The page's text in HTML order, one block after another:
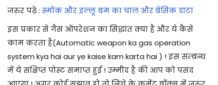
जरुर पढ़े : स्मोक और इल्लू बम का चाल और बेसिक डाटा
इस प्रकार से गैस ऑपरेशन का सिद्धांत क्या है और ये कैसे
काम करता है(Automatic weapon ka gas operation
system kya hai aur ye kaise kam karta hai ) ! इस सम्बन्ध
में ये संक्षिप्त पोस्ट समाप्त हुई ! उम्मीद है की आप को पसंद